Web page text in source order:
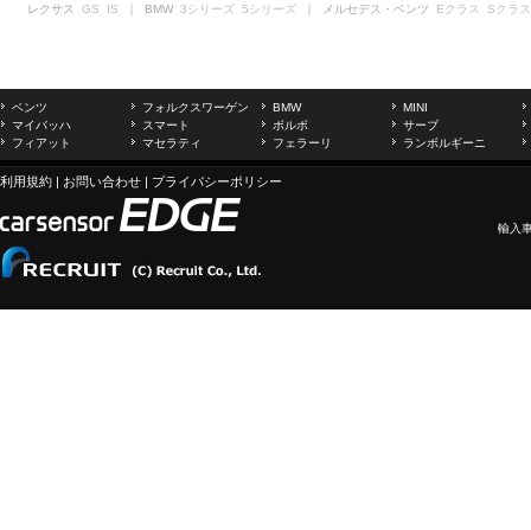
レクサス GS IS ｜ BMW 3シリーズ 5シリーズ ｜ メルセデス・ベンツ Eクラス Sクラス
ベンツ フォルクスワーゲン BMW
MINI
マイバッハ
スマート ボルボ
サーブ
フィアット
マセラティ フェラーリ ランボルギーニ
利用規約 | お問い合わせ | プライバシーポリシー
輸入